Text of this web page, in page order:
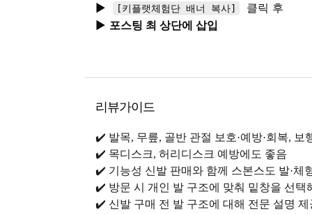
▶️
[키플랫체험단 배너 복사]
클릭 후
▶️ 포스팅 최 상단에 삽입
리뷰가이드
✔️ 발목, 무릎, 골반 관절 보호·예방·회복,
✔️ 목디스크, 허리디스크 예방에도 좋음
✔️ 기능성 신발 판매와 함께 스본스도 발·체
✔️ 방문 시 개인 발 구조에 맞춰 밑창을 선택
✔️ 신발 구매 전 발 구조에 대해 전문 설명 제